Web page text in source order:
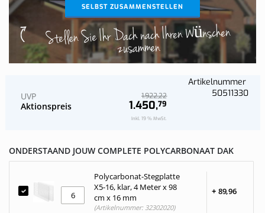
SELBST ZUSAMMENSTELLEN
Stellen Sie Ihr Dach nach Ihren Wünschen
zusammen
Aktionspreis 1.450,79
UVP 1.922,22
Inkl. 19 % MwSt.
Artikelnummer
50511330
ONDERSTAAND JOUW COMPLETE POLYCARBONAAT DAK
Polycarbonat-Stegplatte
X5-16, klar, 4 Meter x 98
cm x 16 mm
+ 89,96
(Artikelnummer: 32302020)